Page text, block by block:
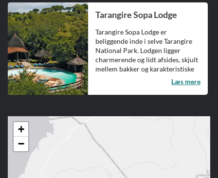
Tarangire Sopa Lodge
Tarangire Sopa Lodge er
beliggende inde i selve Tarangire
National Park. Lodgen ligger
charmerende og lidt afsides, skjult
mellem bakker og karakteristiske
Læs mere
+
−